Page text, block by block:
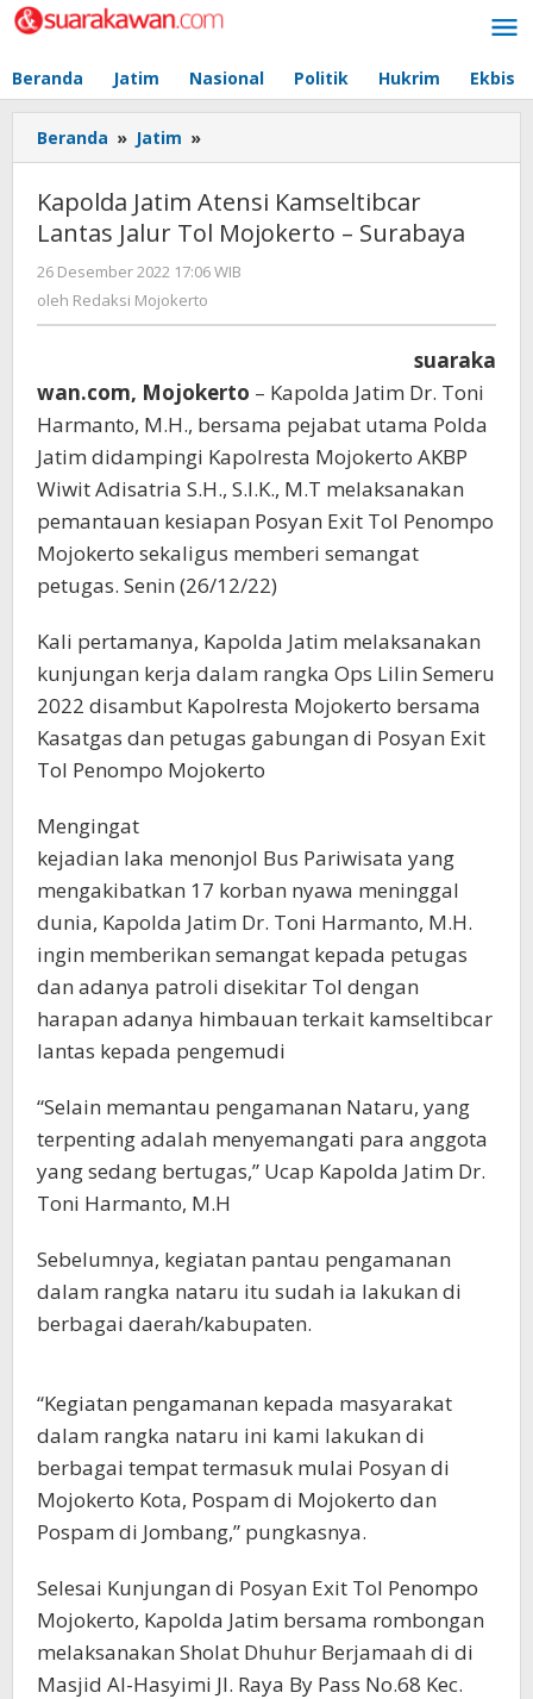
Lewati
ke
Beranda Jatim Nasional Politik Hukrim Ekbis
Beranda » Jatim »
Jatim
Kamseltibcar
Lantas
Jalur
Mojokerto
Kapolda Jatim Atensi Kamseltibcar
Lantas Jalur Tol Mojokerto – Surabaya
26 Desember 2022 17:06 WIB
oleh Redaksi Mojokerto
suaraka
wan.com, Mojokerto – Kapolda Jatim Dr. Toni
Harmanto, M.H., bersama pejabat utama Polda
Jatim didampingi Kapolresta Mojokerto AKBP
Wiwit Adisatria S.H., S.I.K., M.T melaksanakan
pemantauan kesiapan Posyan Exit Tol Penompo
Mojokerto sekaligus memberi semangat
petugas. Senin (26/12/22)
Kali pertamanya, Kapolda Jatim melaksanakan
kunjungan kerja dalam rangka Ops Lilin Semeru
2022 disambut Kapolresta Mojokerto bersama
Kasatgas dan petugas gabungan di Posyan Exit
Tol Penompo Mojokerto
Mengingat
kejadian laka menonjol Bus Pariwisata yang
mengakibatkan 17 korban nyawa meninggal
dunia, Kapolda Jatim Dr. Toni Harmanto, M.H.
ingin memberikan semangat kepada petugas
dan adanya patroli disekitar Tol dengan
harapan adanya himbauan terkait kamseltibcar
lantas kepada pengemudi
“Selain memantau pengamanan Nataru, yang
terpenting adalah menyemangati para anggota
yang sedang bertugas,” Ucap Kapolda Jatim Dr.
Toni Harmanto, M.H
Sebelumnya, kegiatan pantau pengamanan
dalam rangka nataru itu sudah ia lakukan di
berbagai daerah/kabupaten.
“Kegiatan pengamanan kepada masyarakat
dalam rangka nataru ini kami lakukan di
berbagai tempat termasuk mulai Posyan di
Mojokerto Kota, Pospam di Mojokerto dan
Pospam di Jombang,” pungkasnya.
Selesai Kunjungan di Posyan Exit Tol Penompo
Mojokerto, Kapolda Jatim bersama rombongan
melaksanakan Sholat Dhuhur Berjamaah di di
Masjid Al-Hasyimi Jl. Raya By Pass No.68 Kec.